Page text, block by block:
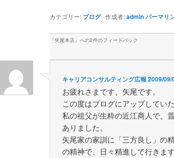
カテゴリー: ブログ作成者:adminパーマリ
「矢尾本店」への2件のフィードバック
キャリアコンサルティング広報 2009/
お疲れさまです、矢尾です。
この度はブログにアップしてい
私の祖父が生粋の近江商人で、
ありました。
矢尾家の家訓に「三方良し」の
の精神で、日々精進して行きます